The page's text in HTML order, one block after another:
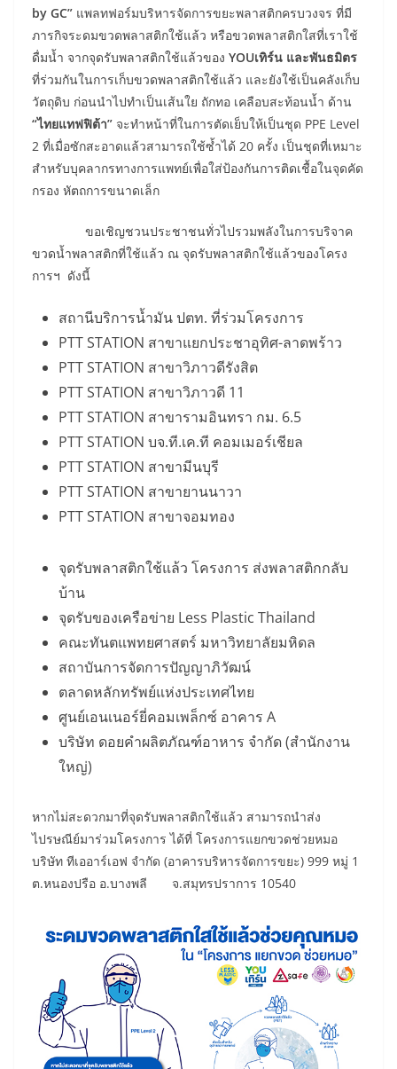
by GC” แพลทฟอร์มบริหารจัดการขยะพลาสติกครบวงจร ที่มี
ภารกิจระดมขวดพลาสติกใช้แล้ว หรือขวดพลาสติกใสที่เราใช้
ดื่มน้ำ จากจุดรับพลาสติกใช้แล้วของ YOUเทิร์น และพันธมิตร
ที่ร่วมกันในการเก็บขวดพลาสติกใช้แล้ว และยังใช้เป็นคลังเก็บ
วัตถุดิบ ก่อนนำไปทำเป็นเส้นใย ถักทอ เคลือบสะท้อนน้ำ ด้าน
“ไทยแทฟฟิต้า” จะทำหน้าที่ในการตัดเย็บให้เป็นชุด PPE Level
2 ที่เมื่อซักสะอาดแล้วสามารถใช้ซ้ำได้ 20 ครั้ง เป็นชุดที่เหมาะ
สำหรับบุคลากรทางการแพทย์เพื่อใส่ป้องกันการติดเชื้อในจุดคัด
กรอง หัตถการขนาดเล็ก
ขอเชิญชวนประชาชนทั่วไปรวมพลังในการบริจาค
ขวดน้ำพลาสติกที่ใช้แล้ว ณ จุดรับพลาสติกใช้แล้วของโครง
การฯ ดังนี้
สถานีบริการน้ำมัน ปตท. ที่ร่วมโครงการ
PTT STATION สาขาแยกประชาอุทิศ-ลาดพร้าว
PTT STATION สาขาวิภาวดีรังสิต
PTT STATION สาขาวิภาวดี 11
PTT STATION สาขารามอินทรา กม. 6.5
PTT STATION บจ.ที.เค.ที คอมเมอร์เชียล
PTT STATION สาขามีนบุรี
PTT STATION สาขายานนาวา
PTT STATION สาขาจอมทอง
จุดรับพลาสติกใช้แล้ว โครงการ ส่งพลาสติกกลับ
บ้าน
จุดรับของเครือข่าย Less Plastic Thailand
คณะทันตแพทยศาสตร์ มหาวิทยาลัยมหิดล
สถาบันการจัดการปัญญาภิวัฒน์
ตลาดหลักทรัพย์แห่งประเทศไทย
ศูนย์เอนเนอร์ยี่คอมเพล็กซ์ อาคาร A
บริษัท ดอยคำผลิตภัณฑ์อาหาร จำกัด (สำนักงาน
ใหญ่)
หากไม่สะดวกมาที่จุดรับพลาสติกใช้แล้ว สามารถนำส่ง
ไปรษณีย์มาร่วมโครงการ ได้ที่ โครงการแยกขวดช่วยหมอ
บริษัท ทีเออาร์เอฟ จำกัด (อาคารบริหารจัดการขยะ) 999 หมู่ 1
ต.หนองปรือ อ.บางพลี จ.สมุทรปราการ 10540